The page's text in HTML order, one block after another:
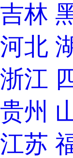
吉林
河北
浙江
贵州
江苏